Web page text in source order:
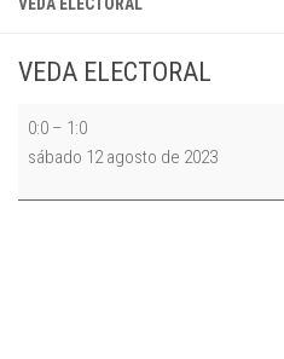
VEDA ELECTORAL
VEDA
ELECTORAL
0:0 – 1:0
sábado 12 agosto de 2023